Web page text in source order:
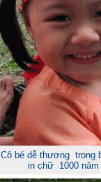
Cô bé dễ thương trong
in chữ 1000 năm